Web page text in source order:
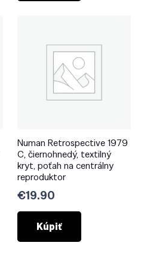
Numan Retrospective 1979
C, čiernohnedý, textilný
kryt, poťah na centrálny
reproduktor
€19.90
Kúpiť